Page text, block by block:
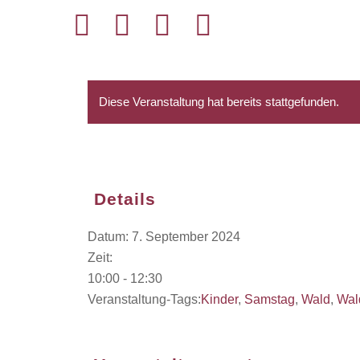
Diese Veranstaltung hat bereits stattgefunden.
Details
Datum: 7. September 2024
Zeit:
10:00 - 12:30
Veranstaltung-Tags:Kinder, Samstag, Wald,